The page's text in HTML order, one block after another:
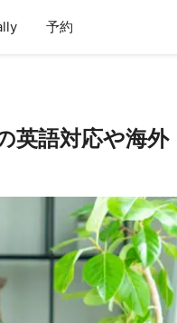
予約
英語対応や海外